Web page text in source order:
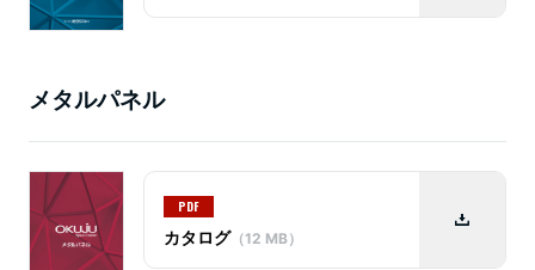
メタルパネル
PDF
カタログ（12 MB）